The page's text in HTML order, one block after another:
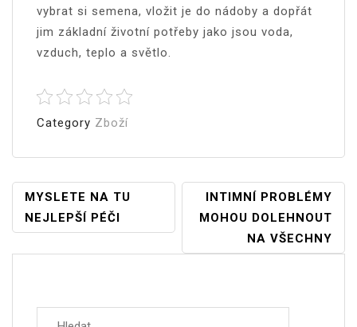
vybrat si semena, vložit je do nádoby a dopřát
jim základní životní potřeby jako jsou voda,
vzduch, teplo a světlo.
Category Zboží
Navigace
Pro
Příspěvek
MYSLETE NA TU
NEJLEPŠÍ PÉČI
INTIMNÍ PROBLÉMY
MOHOU DOLEHNOUT
NA VŠECHNY